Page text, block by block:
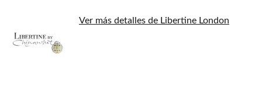
Ver más detalles de Libertine London